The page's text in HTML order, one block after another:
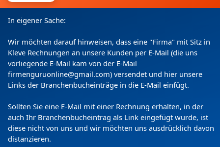
Ich willige ein, dass meine Angaben laut
Datenschutzerklärung zweckgebunden verarbeitet
werden.
Copyright
In eigener Sache:
Wir möchten darauf hinweisen, dass eine "Firma" mit Sitz in
Kleve Rechnungen an unsere Kunden per E-Mail (die uns
vorliegende E-Mail kam von der E-Mail
firmenguruonline@gmail.com) versendet und hier unsere
Links der Branchenbucheinträge in die E-Mail einfügt.
Sollten Sie eine E-Mail mit einer Rechnung erhalten, in der
auch Ihr Branchenbucheintrag als Link eingefügt wurde, ist
diese nicht von uns und wir möchten uns ausdrücklich davon
distanzieren.